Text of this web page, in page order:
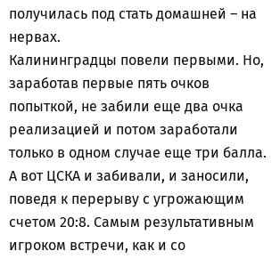
получилась под стать домашней – на
нервах.
Калининградцы повели первыми. Но,
заработав первые пять очков
попыткой, не забили еще два очка
реализацией и потом заработали
только в одном случае еще три балла.
А вот ЦСКА и забивали, и заносили,
поведя к перерыву с угрожающим
счетом 20:8. Самым результативным
игроком встречи, как и со